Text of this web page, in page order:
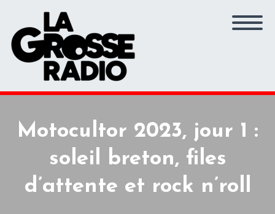
Motocultor 2023, jour 1 :
soleil breton, files
d’attente et rock n’roll